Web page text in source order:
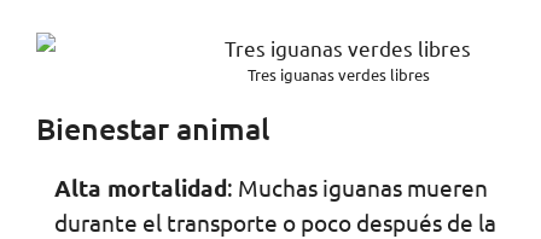
Tres iguanas verdes libres
Bienestar animal
Alta mortalidad: Muchas iguanas mueren
durante el transporte o poco después de la